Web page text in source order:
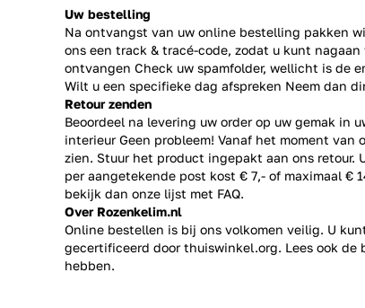
Uw bestelling
Na ontvangst van uw online bestelling pakken
ons een track & tracé-code, zodat u kunt
ontvangen Check uw spamfolder, wellicht is de
Wilt u een specifieke dag afspreken Neem dan
Retour zenden
Beoordeel na levering uw order op uw gemak in
interieur Geen probleem! Vanaf het moment
zien. Stuur het product ingepakt aan ons retour.
per aangetekende post kost € 7,- of maximaal
bekijk dan onze lijst met FAQ.
Over Rozenkelim.nl
Online bestellen is bij ons volkomen veilig. U
gecertificeerd door thuiswinkel.org. Lees ook de
hebben.